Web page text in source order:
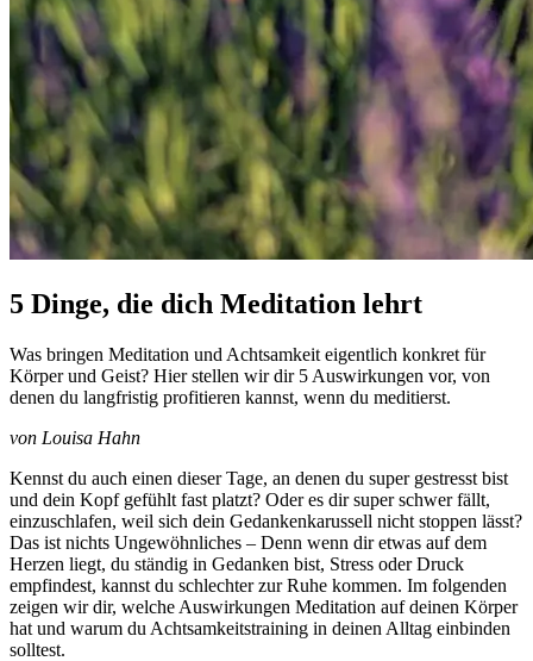
5 Dinge, die dich Meditation lehrt
Was bringen Meditation und Achtsamkeit eigentlich konkret für
Körper und Geist? Hier stellen wir dir 5 Auswirkungen vor, von
denen du langfristig profitieren kannst, wenn du meditierst.
von Louisa Hahn
Kennst du auch einen dieser Tage, an denen du super gestresst bist
und dein Kopf gefühlt fast platzt? Oder es dir super schwer fällt,
einzuschlafen, weil sich dein Gedankenkarussell nicht stoppen lässt?
Das ist nichts Ungewöhnliches – Denn wenn dir etwas auf dem
Herzen liegt, du ständig in Gedanken bist, Stress oder Druck
empfindest, kannst du schlechter zur Ruhe kommen. Im folgenden
zeigen wir dir, welche Auswirkungen Meditation auf deinen Körper
hat und warum du Achtsamkeitstraining in deinen Alltag einbinden
solltest.